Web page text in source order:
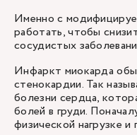
Именно с
работать, чтобы
сосудистых
Инфаркт миокарда
стенокардии. Так
болезни сердца,
болей в груди.
физической нагрузке